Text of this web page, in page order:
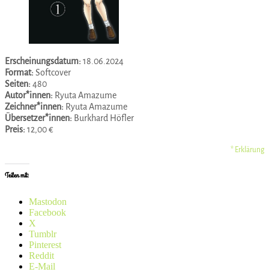
Erscheinungsdatum: 18.06.2024
Format: Softcover
Seiten: 480
Autor*innen: Ryuta Amazume
Zeichner*innen: Ryuta Amazume
Übersetzer*innen: Burkhard Höfler
Preis: 12,00 €
* Erklärung
Teilen mit:
Mastodon
Facebook
X
Tumblr
Pinterest
Reddit
E-Mail